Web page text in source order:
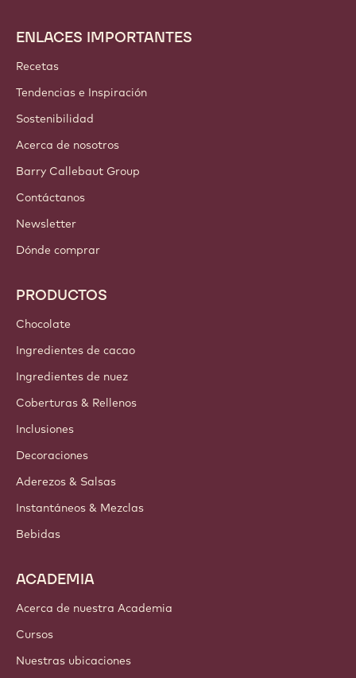
Footer
Callebaut
ENLACES IMPORTANTES
Recetas
Tendencias e Inspiración
Sostenibilidad
Acerca de nosotros
Barry Callebaut Group
Contáctanos
Newsletter
Dónde comprar
PRODUCTOS
Chocolate
Ingredientes de cacao
Ingredientes de nuez
Coberturas & Rellenos
Inclusiones
Decoraciones
Aderezos & Salsas
Instantáneos & Mezclas
Bebidas
ACADEMIA
Acerca de nuestra Academia
Cursos
Nuestras ubicaciones